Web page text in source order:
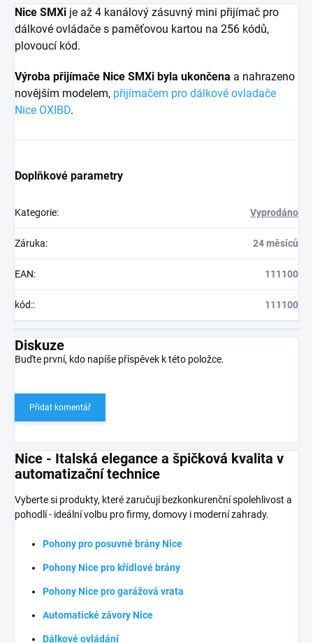
Nice SMXi je až 4 kanálový zásuvný mini přijímač pro
dálkové ovládače s paměťovou kartou na 256 kódů,
plovoucí kód.
Výroba přijímače Nice SMXi byla ukončena a nahrazeno
novějším modelem, přijímačem pro dálkové ovladače
Nice OXIBD.
Doplňkové parametry
Kategorie: Vyprodáno
Záruka: 24 měsíců
EAN: 111100
kód:: 111100
Diskuze
Buďte první, kdo napíše příspěvek k této položce.
Přidat komentář
Nice - Italská elegance a špičková kvalita v
automatizační technice
Vyberte si produkty, které zaručují bezkonkurenční spolehlivost a
pohodlí - ideální volbu pro firmy, domovy i moderní zahrady.
Pohony pro posuvné brány Nice
Pohony Nice pro křídlové brány
Pohony Nice pro garážová vrata
Automatické závory Nice
Dálkové ovládání